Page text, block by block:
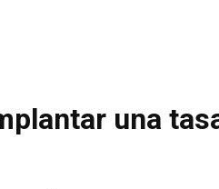
una